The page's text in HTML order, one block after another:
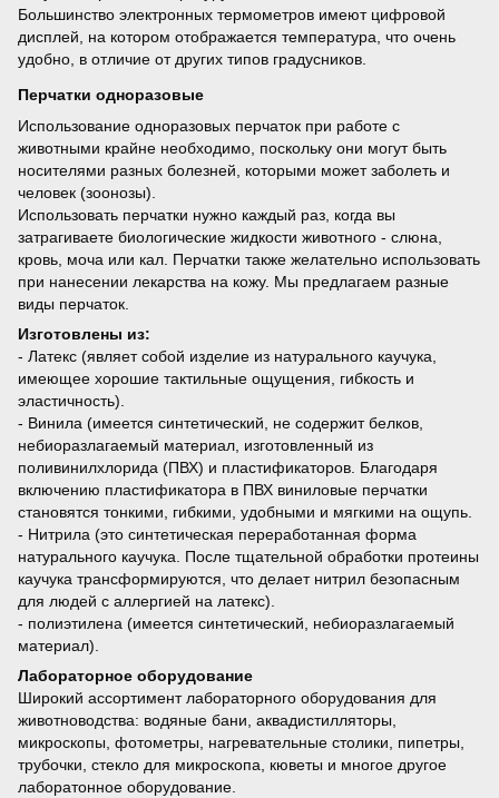
Большинство электронных термометров имеют цифровой
дисплей, на котором отображается температура, что очень
удобно, в отличие от других типов градусников.
Перчатки одноразовые
Использование одноразовых перчаток при работе с
животными крайне необходимо, поскольку они могут быть
носителями разных болезней, которыми может заболеть и
человек (зоонозы).
Использовать перчатки нужно каждый раз, когда вы
затрагиваете биологические жидкости животного - слюна,
кровь, моча или кал. Перчатки также желательно использовать
при нанесении лекарства на кожу. Мы предлагаем разные
виды перчаток.
Изготовлены из:
- Латекс (являет собой изделие из натурального каучука,
имеющее хорошие тактильные ощущения, гибкость и
эластичность).
- Винила (имеется синтетический, не содержит белков,
небиоразлагаемый материал, изготовленный из
поливинилхлорида (ПВХ) и пластификаторов. Благодаря
включению пластификатора в ПВХ виниловые перчатки
становятся тонкими, гибкими, удобными и мягкими на ощупь.
- Нитрила (это синтетическая переработанная форма
натурального каучука. После тщательной обработки протеины
каучука трансформируются, что делает нитрил безопасным
для людей с аллергией на латекс).
- полиэтилена (имеется синтетический, небиоразлагаемый
материал).
Лабораторное оборудование
Широкий ассортимент лабораторного оборудования для
животноводства: водяные бани, аквадистилляторы,
микроскопы, фотометры, нагревательные столики, пипетры,
трубочки, стекло для микроскопа, кюветы и многое другое
лаборатонное оборудование.